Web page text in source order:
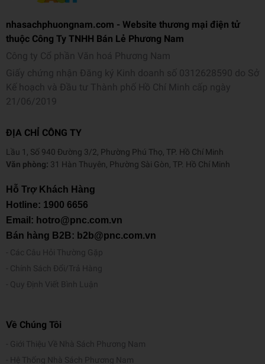
nhasachphuongnam.com - Website thương mại điện tử
thuộc Công Ty TNHH Bán Lẻ Phương Nam
Công ty Cổ phần Văn hoá Phương Nam
Giấy chứng nhận Đăng ký Kinh doanh số 0312628590 do Sở
Kế hoạch và Đầu tư Thành phố Hồ Chí Minh cấp ngày
21/06/2019
ĐỊA CHỈ CÔNG TY
Lầu 1, Số 940 Đường 3/2, Phường Phú Thọ, TP. Hồ Chí Minh
Văn phòng: 31 Hàn Thuyên, Phường Sài Gòn, TP. Hồ Chí Minh
Hỗ Trợ Khách Hàng
Hotline: 1900 6656
Email: hotro@pnc.com.vn
Bán hàng B2B: b2b@pnc.com.vn
Các Câu Hỏi Thường Gặp
Chính Sách Đổi/Trả Hàng
Quy Định Viết Bình Luận
Về Chúng Tôi
Giới Thiệu Về Nhà Sách Phương Nam
Hệ Thống Nhà Sách Phương Nam